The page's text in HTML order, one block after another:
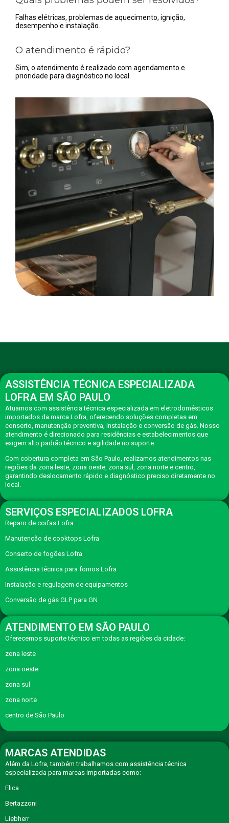
Falhas elétricas, problemas de aquecimento, ignição,
desempenho e instalação.
O atendimento é rápido?
Sim, o atendimento é realizado com agendamento e
prioridade para diagnóstico no local.
ASSISTÊNCIA TÉCNICA ESPECIALIZADA
LOFRA EM SÃO PAULO
Atuamos com assistência técnica especializada em eletrodomésticos
importados da marca Lofra, oferecendo soluções completas em
conserto, manutenção preventiva, instalação e conversão de gás. Nosso
atendimento é direcionado para residências e estabelecimentos que
exigem alto padrão técnico e agilidade no suporte.
Com cobertura completa em São Paulo, realizamos atendimentos nas
regiões da zona leste, zona oeste, zona sul, zona norte e centro,
garantindo deslocamento rápido e diagnóstico preciso diretamente no
local.
SERVIÇOS ESPECIALIZADOS LOFRA
Reparo de coifas Lofra
Manutenção de cooktops Lofra
Conserto de fogões Lofra
Assistência técnica para fornos Lofra
Instalação e regulagem de equipamentos
Conversão de gás GLP para GN
ATENDIMENTO EM SÃO PAULO
Oferecemos suporte técnico em todas as regiões da cidade:
zona leste
zona oeste
zona sul
zona norte
centro de São Paulo
MARCAS ATENDIDAS
Além da Lofra, também trabalhamos com assistência técnica
especializada para marcas importadas como:
Elica
Bertazzoni
Liebherr